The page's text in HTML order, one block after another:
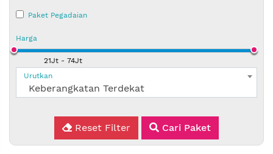
Paket Pegadaian
Harga
Keberangkatan Terdekat
Urutkan
Reset Filter Cari Paket